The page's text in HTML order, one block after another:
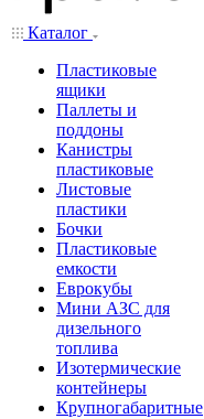
Каталог
Пластиковые
ящики
Паллеты и
поддоны
Канистры
пластиковые
Листовые
пластики
Бочки
Пластиковые
емкости
Еврокубы
Мини АЗС для
дизельного
топлива
Изотермические
контейнеры
Крупногабаритные